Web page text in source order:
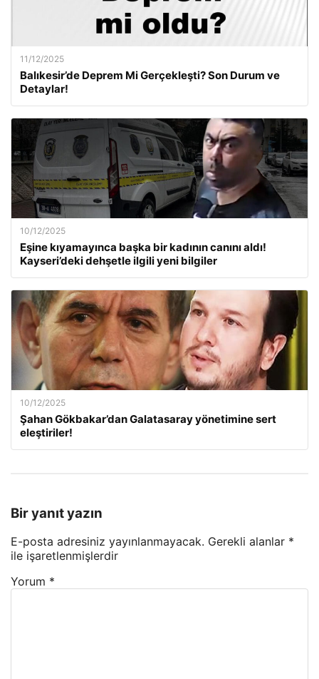
11/12/2025
Balıkesir’de Deprem Mi Gerçekleşti? Son Durum ve
Detaylar!
10/12/2025
Eşine kıyamayınca başka bir kadının canını aldı!
Kayseri’deki dehşetle ilgili yeni bilgiler
10/12/2025
Şahan Gökbakar’dan Galatasaray yönetimine sert
eleştiriler!
Bir yanıt yazın
E-posta adresiniz yayınlanmayacak. Gerekli alanlar *
ile işaretlenmişlerdir
Yorum *